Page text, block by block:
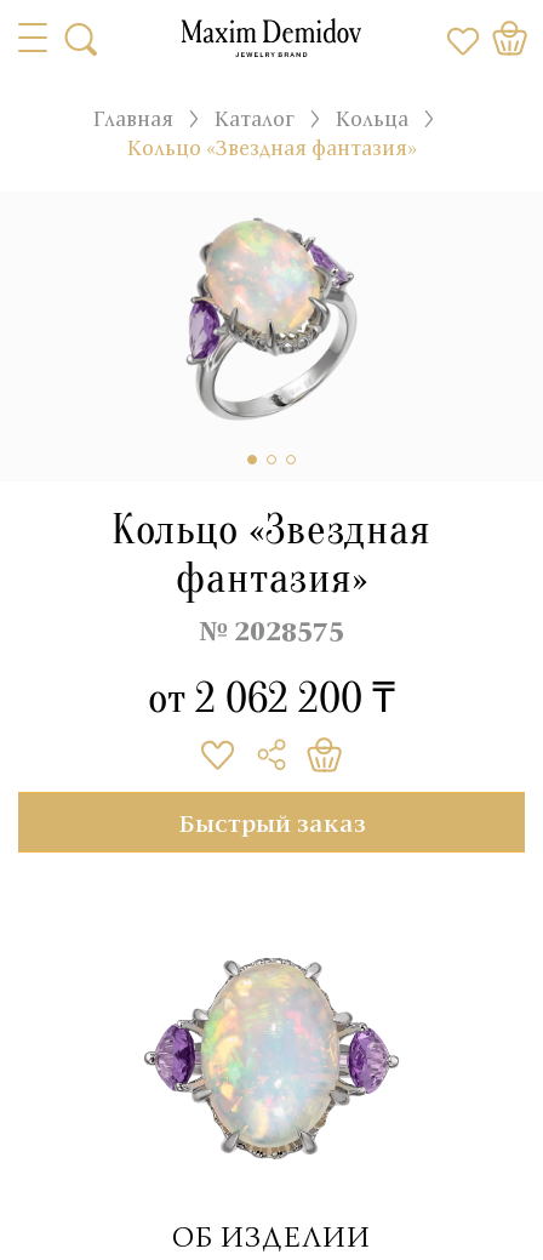
Главная Каталог
Кольца
Кольцо «Звездная фантазия»
Кольцо «Звездная
фантазия»
№ 2028575
от 2 062 200 ₸
Быстрый заказ
ОБ ИЗДЕЛИИ